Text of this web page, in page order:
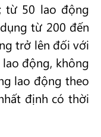
từ 50 lao động
từ 200 đến
trở lên đối với
động, không
lao động theo
định có thời